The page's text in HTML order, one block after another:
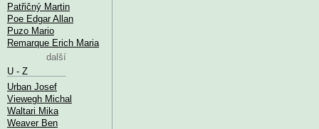
Patřičný Martin
Poe Edgar Allan
Puzo Mario
Remarque Erich Maria
další
U - Z
Urban Josef
Viewegh Michal
Waltari Mika
Weaver Ben